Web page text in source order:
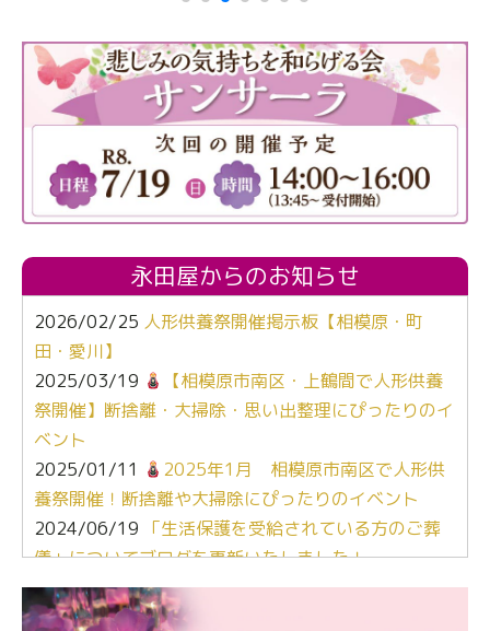
永田屋からのお知らせ
2026/02/25 人形供養祭開催掲示板【相模原・町
田・愛川】
2025/03/19
【相模原市南区・上鶴間で人形供養
祭開催】断捨離・大掃除・思い出整理にぴったりのイ
ベント
2025/01/11
2025年1月 相模原市南区で人形供
養祭開催！断捨離や大掃除にぴったりのイベント
2024/06/19 「生活保護を受給されている方のご葬
儀」についてブログを更新いたしました！
2024/03/06【終活なるほど教室】「マンガで学
ぶ！はじめてのお葬式」小さな家族葬ハウス®町田成